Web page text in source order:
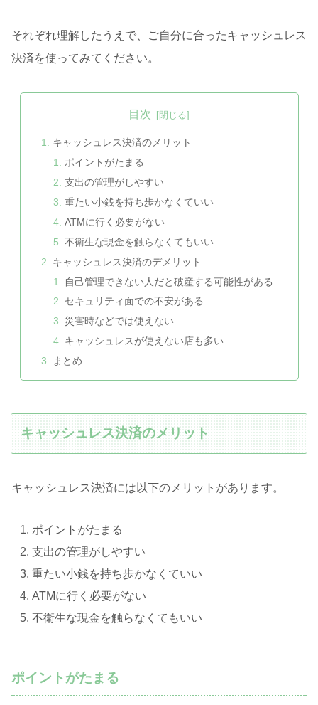
それぞれ理解したうえで、ご自分に合ったキャッシュレス
決済を使ってみてください。
目次
キャッシュレス決済のメリット
ポイントがたまる
支出の管理がしやすい
重たい小銭を持ち歩かなくていい
ATMに行く必要がない
不衛生な現金を触らなくてもいい
キャッシュレス決済のデメリット
自己管理できない人だと破産する可能性がある
セキュリティ面での不安がある
災害時などでは使えない
キャッシュレスが使えない店も多い
まとめ
キャッシュレス決済のメリット
キャッシュレス決済には以下のメリットがあります。
ポイントがたまる
支出の管理がしやすい
重たい小銭を持ち歩かなくていい
ATMに行く必要がない
不衛生な現金を触らなくてもいい
ポイントがたまる